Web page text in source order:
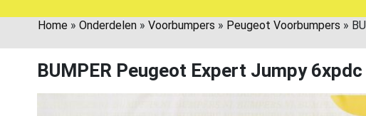
Home » Onderdelen » Voorbumpers » Peugeot Voorbumpers »
BUMPER Peugeot Expert Jumpy